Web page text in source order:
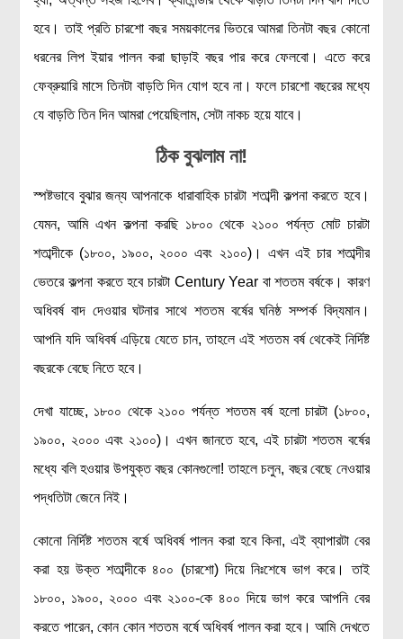
হবে। তাই প্রতি চারশো বছর সময়কালের ভিতরে আমরা তিনটা বছর কোনো
ধরনের লিপ ইয়ার পালন করা ছাড়াই বছর পার করে ফেলবো। এতে করে
ফেব্রুয়ারি মাসে তিনটা বাড়তি দিন যোগ হবে না। ফলে চারশো বছরের মধ্যে
যে বাড়তি তিন দিন আমরা পেয়েছিলাম, সেটা নাকচ হয়ে যাবে।
ঠিক বুঝলাম না!
স্পষ্টভাবে বুঝার জন্য আপনাকে ধারাবাহিক চারটা শতাব্দী কল্পনা করতে হবে।
যেমন, আমি এখন কল্পনা করছি ১৮০০ থেকে ২১০০ পর্যন্ত মোট চারটা
শতাব্দীকে (১৮০০, ১৯০০, ২০০০ এবং ২১০০)। এখন এই চার শতাব্দীর
ভেতরে কল্পনা করতে হবে চারটা Century Year বা শততম বর্ষকে। কারণ
অধিবর্ষ বাদ দেওয়ার ঘটনার সাথে শততম বর্ষের ঘনিষ্ঠ সম্পর্ক বিদ্যমান।
আপনি যদি অধিবর্ষ এড়িয়ে যেতে চান, তাহলে এই শততম বর্ষ থেকেই নির্দিষ্ট
বছরকে বেছে নিতে হবে।
দেখা যাচ্ছে, ১৮০০ থেকে ২১০০ পর্যন্ত শততম বর্ষ হলো চারটা (১৮০০,
১৯০০, ২০০০ এবং ২১০০)। এখন জানতে হবে, এই চারটা শততম বর্ষের
মধ্যে বলি হওয়ার উপযুক্ত বছর কোনগুলো! তাহলে চলুন, বছর বেছে নেওয়ার
পদ্ধতিটা জেনে নিই।
কোনো নির্দিষ্ট শততম বর্ষে অধিবর্ষ পালন করা হবে কিনা, এই ব্যাপারটা বের
করা হয় উক্ত শতাব্দীকে ৪০০ (চারশো) দিয়ে নিঃশেষে ভাগ করে। তাই
১৮০০, ১৯০০, ২০০০ এবং ২১০০-কে ৪০০ দিয়ে ভাগ করে আপনি বের
করতে পারেন, কোন কোন শততম বর্ষে অধিবর্ষ পালন করা হবে। আমি দেখতে